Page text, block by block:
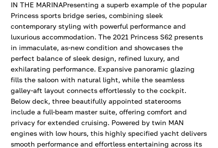
IN THE MARINAPresenting a superb example of the popular
Princess sports bridge series, combining sleek
contemporary styling with powerful performance and
luxurious accommodation. The 2021 Princess S62 presents
in immaculate, as-new condition and showcases the
perfect balance of sleek design, refined luxury, and
exhilarating performance. Expansive panoramic glazing
fills the saloon with natural light, while the seamless
galley-aft layout connects effortlessly to the cockpit.
Below deck, three beautifully appointed staterooms
include a full-beam master suite, offering comfort and
privacy for extended cruising. Powered by twin MAN
engines with low hours, this highly specified yacht delivers
smooth performance and effortless entertaining across its